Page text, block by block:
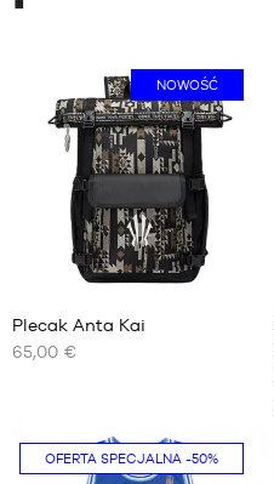
NOWOŚĆ
NASZE
Jeden
rozmiar
Plecak Anta Kai
65,00 €
OFERTA SPECJALNA-50%